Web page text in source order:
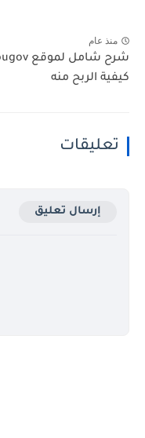
منذ عام
كيفية الربح منه
تعليقات
إرسال تعليق